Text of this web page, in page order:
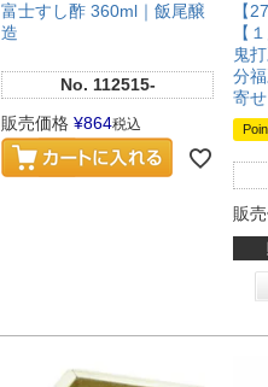
富士すし酢 360ml｜飯尾醸
造
No. 112515-
販売価格 ¥864税込
【
【
鬼
分
寄せ
販